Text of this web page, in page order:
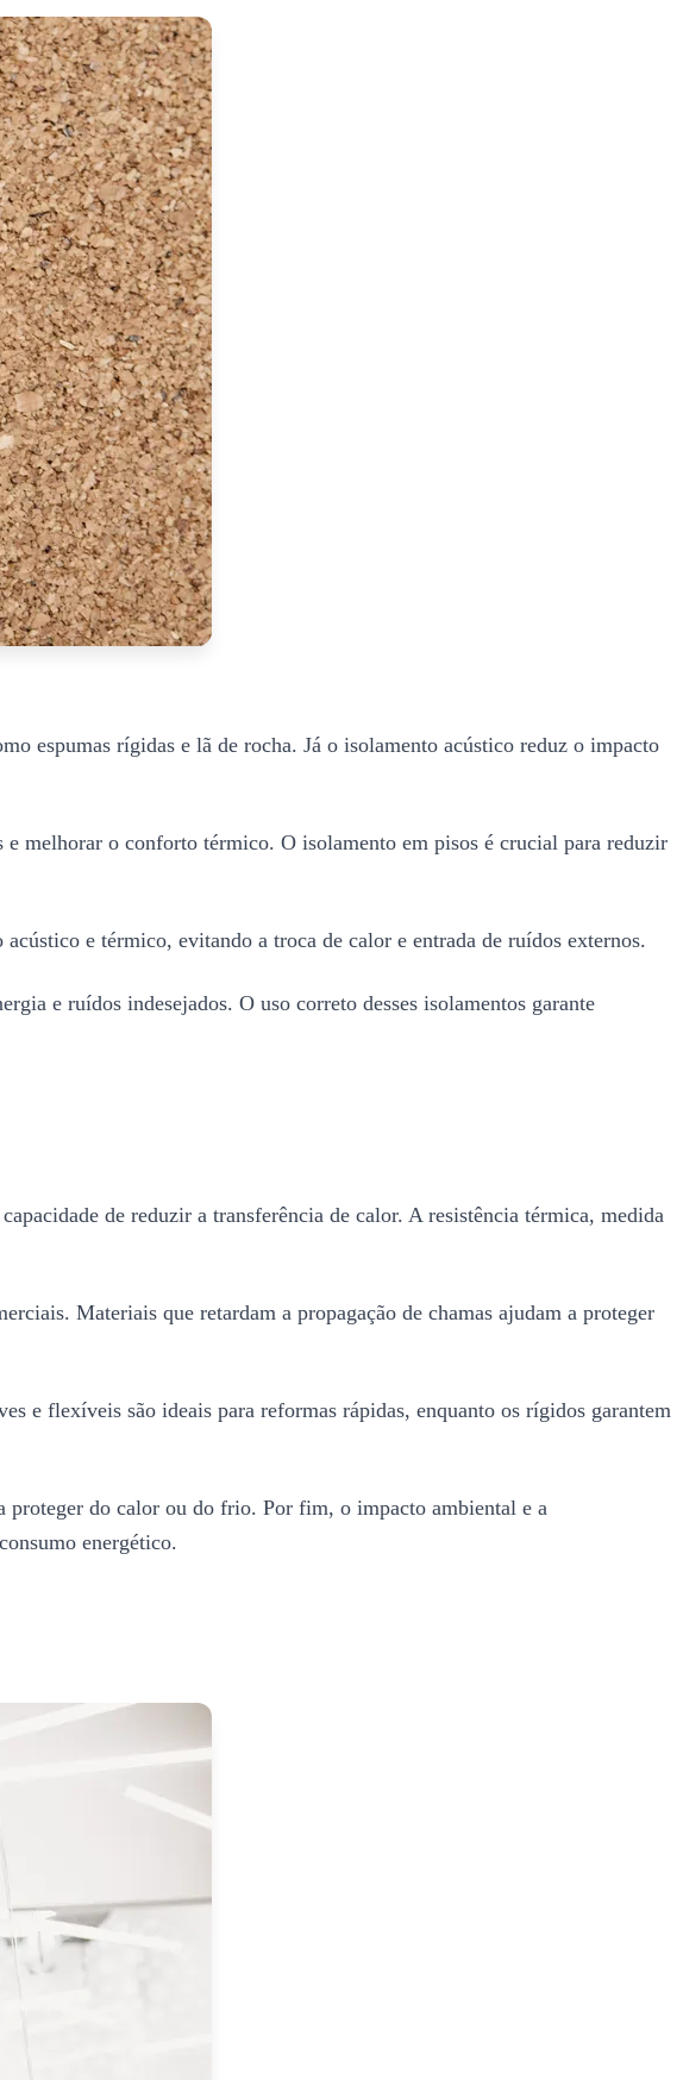
espumas rígidas e lã de rocha. Já o isolamento acústico reduz o impacto
melhorar o conforto térmico. O isolamento em pisos é crucial para reduzir
e térmico, evitando a troca de calor e entrada de ruídos externos.
e ruídos indesejados. O uso correto desses isolamentos garante
de reduzir a transferência de calor. A resistência térmica, medida
Materiais que retardam a propagação de chamas ajudam a proteger
e flexíveis são ideais para reformas rápidas, enquanto os rígidos garantem
do calor ou do frio. Por fim, o impacto ambiental e a
energético.